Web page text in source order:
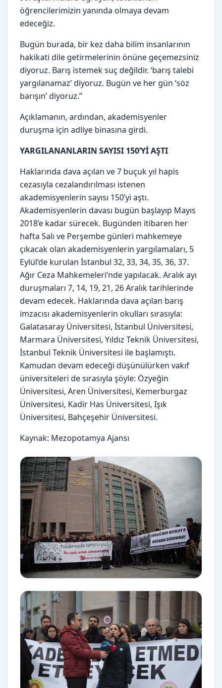
öğrencilerimizin yanında olmaya devam
edeceğiz.
Bugün burada, bir kez daha bilim insanlarının
hakikati dile getirmelerinin önüne geçemezsiniz
diyoruz. Barış istemek suç değildir. ‘barış talebi
yargılanamaz’ diyoruz. Bugün ve her gün ‘söz
barışın’ diyoruz.”
Açıklamanın, ardından, akademisyenler
duruşma için adliye binasına girdi.
YARGILANANLARIN SAYISI 150’Yİ AŞTI
Haklarında dava açılan ve 7 buçuk yıl hapis
cezasıyla cezalandırılması istenen
akademisyenlerin sayısı 150’yi aştı.
Akademisyenlerin davası bugün başlayıp Mayıs
2018’e kadar sürecek. Bugünden itibaren her
hafta Salı ve Perşembe günleri mahkemeye
çıkacak olan akademisyenlerin yargılamaları, 5
Eylül’de kurulan İstanbul 32, 33, 34, 35, 36, 37.
Ağır Ceza Mahkemeleri’nde yapılacak. Aralık ayı
duruşmaları 7, 14, 19, 21, 26 Aralık tarihlerinde
devam edecek. Haklarında dava açılan barış
imzacısı akademisyenlerin okulları sırasıyla:
Galatasaray Üniversitesi, İstanbul Üniversitesi,
Marmara Üniversitesi, Yıldız Teknik Üniversitesi,
İstanbul Teknik Üniversitesi ile başlamıştı.
Kamudan devam edeceği düşünülürken vakıf
üniversiteleri de sırasıyla şöyle: Özyeğin
Üniversitesi, Aren Üniversitesi, Kemerburgaz
Üniversitesi, Kadir Has Üniversitesi, Işık
Üniversitesi, Bahçeşehir Üniversitesi.
Kaynak: Mezopotamya Ajansı